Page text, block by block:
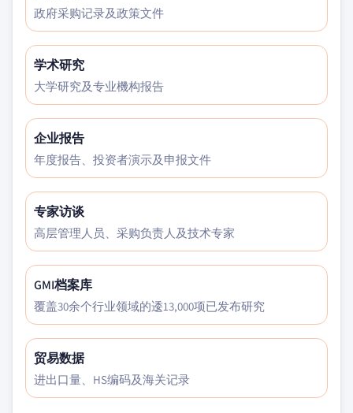
政府采购记录及政策文件
学术研究
大学研究及专业機构报告
企业报告
年度报告、投资者演示及申报文件
专家访谈
高层管理人员、采购负责人及技术专家
GMI档案库
覆盖30余个行业领域的逶13,000项已发布研究
贸易数据
进出口量、HS编码及海关记录